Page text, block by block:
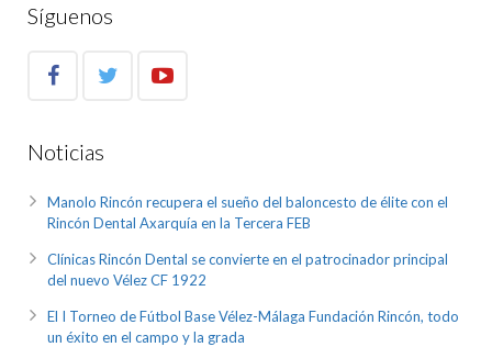
Síguenos
Noticias
Manolo Rincón recupera el sueño del baloncesto de élite con el
Rincón Dental Axarquía en la Tercera FEB
Clínicas Rincón Dental se convierte en el patrocinador principal
del nuevo Vélez CF 1922
El I Torneo de Fútbol Base Vélez-Málaga Fundación Rincón, todo
un éxito en el campo y la grada